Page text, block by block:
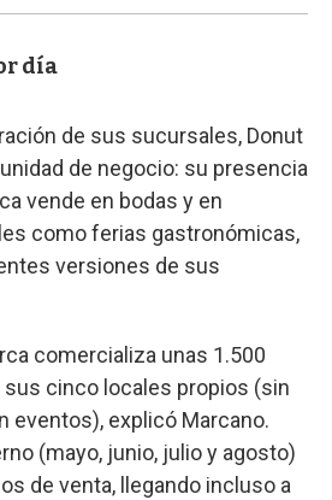
día
de sus sucursales, Donut
de negocio: su presencia
vende en bodas y en
como ferias gastronómicas,
versiones de sus
comercializa unas 1.500
sus cinco locales propios (sin
eventos), explicó Marcano.
(mayo, junio, julio y agosto)
de venta, llegando incluso a